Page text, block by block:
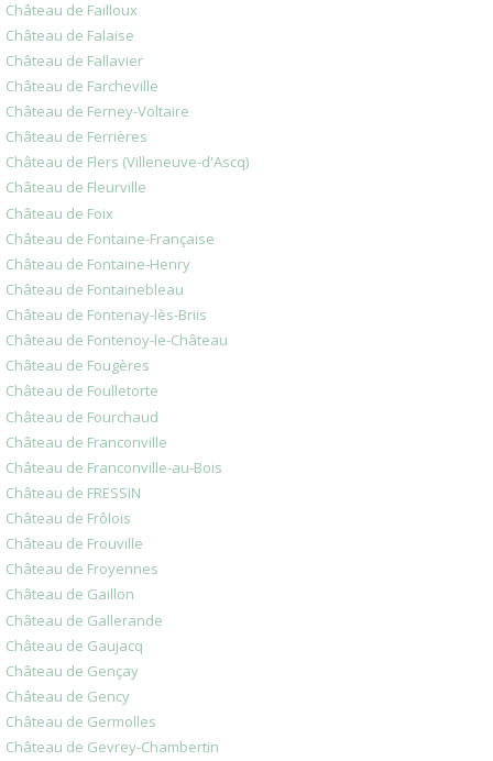
Château de Failloux
Château de Falaise
Château de Fallavier
Château de Farcheville
Château de Ferney-Voltaire
Château de Ferrières
Château de Flers (Villeneuve-d'Ascq)
Château de Fleurville
Château de Foix
Château de Fontaine-Française
Château de Fontaine-Henry
Château de Fontainebleau
Château de Fontenay-lès-Briis
Château de Fontenoy-le-Château
Château de Fougères
Château de Foulletorte
Château de Fourchaud
Château de Franconville
Château de Franconville-au-Bois
Château de FRESSIN
Château de Frôlois
Château de Frouville
Château de Froyennes
Château de Gaillon
Château de Gallerande
Château de Gaujacq
Château de Gençay
Château de Gency
Château de Germolles
Château de Gevrey-Chambertin